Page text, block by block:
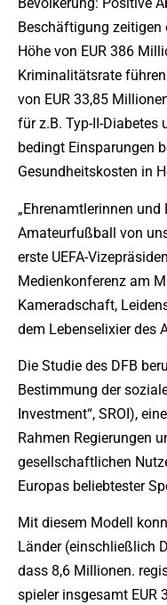
Beschäftigung
Höhe von EUR 386
Kriminalitätsrate
von EUR 33,85
für z.B. Typ-II-Diabetes
bedingt Einsparungen
Gesundheitskosten in
„Ehrenamtlerinnen
Amateurfußball von
erste UEFA-
Medienkonferenz am
Kameradschaft,
dem Lebenselixier des
Die Studie des DFB
Bestimmung der
Investment“, SROI),
Rahmen Regierungen
gesellschaftlichen
Europas beliebtester
Mit diesem Modell
Länder (einschließlich
dass 8,6 Millionen.
spieler insgesamt EUR